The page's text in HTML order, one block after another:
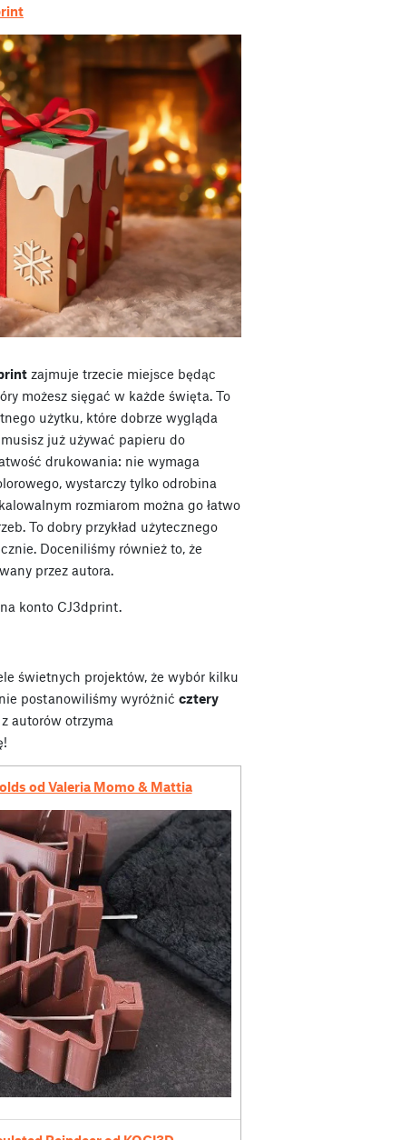
zajmuje trzecie miejsce będąc
możesz sięgać w każde święta. To
użytku, które dobrze wygląda
już używać papieru do
drukowania: nie wymaga
wystarczy tylko odrobina
rozmiarom można go łatwo
To dobry przykład użytecznego
Doceniliśmy również to, że
przez autora.
konto CJ3dprint.
świetnych projektów, że wybór kilku
postanowiliśmy wyróżnić cztery
autorów otrzyma
od Valeria Momo & Mattia